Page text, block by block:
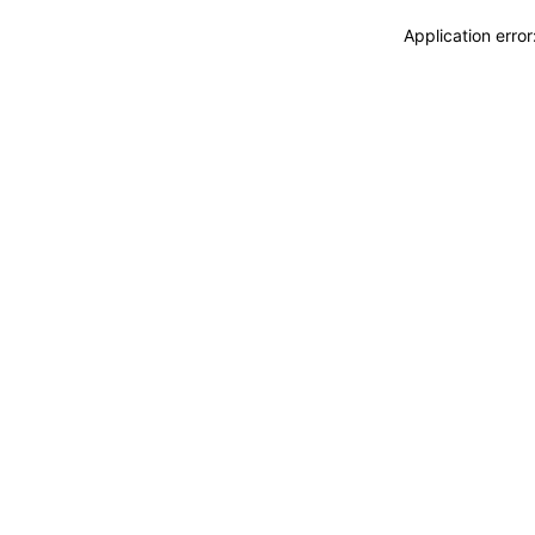
Application